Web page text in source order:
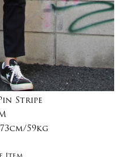
Stripe
59kg